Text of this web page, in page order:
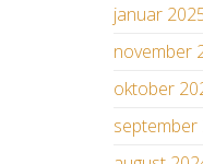
januar
november
oktober
september